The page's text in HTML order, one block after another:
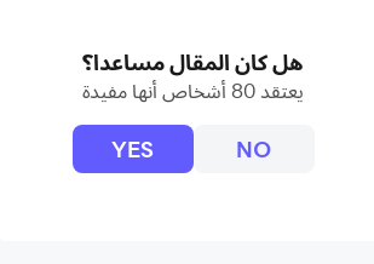
هل كان المقال مساعدا؟
يعتقد 80 أشخاص أنها مفيدة
NO
YES